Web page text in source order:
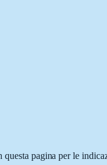
pagina per le